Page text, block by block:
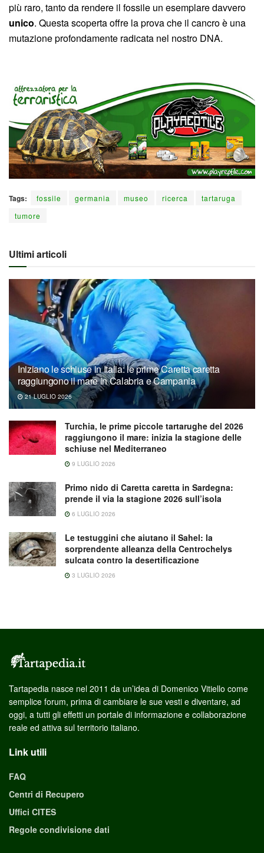
più raro, tanto da rendere il fossile un esemplare davvero
unico. Questa scoperta offre la prova che il cancro è una
mutazione profondamente radicata nel nostro DNA.
Tags: fossile germania museo ricerca
tartaruga
tumore
Ultimi articoli
Iniziano le schiuse in Italia: le prime Caretta caretta
raggiungono il mare in Calabria e Campania
21 LUGLIO 2026
Turchia, le prime piccole tartarughe del 2026
raggiungono il mare: inizia la stagione delle
schiuse nel Mediterraneo
9 LUGLIO 2026
Primo nido di Caretta caretta in Sardegna:
prende il via la stagione 2026 sull’isola
6 LUGLIO 2026
Le testuggini che aiutano il Sahel: la
sorprendente alleanza della Centrochelys
sulcata contro la desertificazione
3 LUGLIO 2026
Tartapedia nasce nel 2011 da un’idea di Domenico Vitiello come
semplice forum, prima di cambiare le sue vesti e diventare, ad
oggi, a tutti gli effetti un portale di informazione e collaborazione
reale ed attiva sul territorio italiano.
Link utili
FAQ
Centri di Recupero
Uffici CITES
Regole condivisione dati